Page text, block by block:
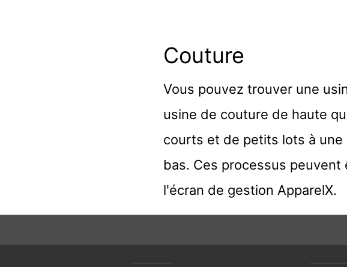
Couture
Vous pouvez trouver une
usine de couture de haute
courts et de petits lots à une
bas. Ces processus
l'écran de gestion ApparelX.